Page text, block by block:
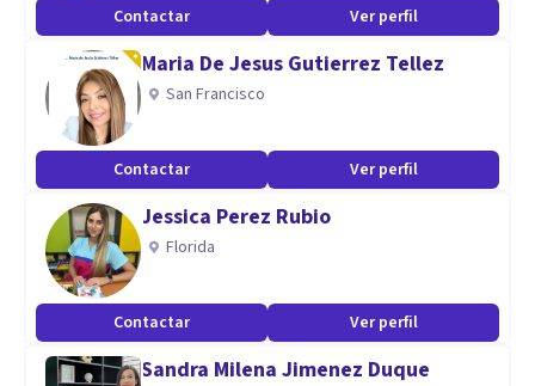
Contactar Ver perfil
Maria De Jesus Gutierrez Tellez
San Francisco
Contactar Ver perfil
Jessica Perez Rubio
Florida
Contactar Ver perfil
Sandra Milena Jimenez Duque